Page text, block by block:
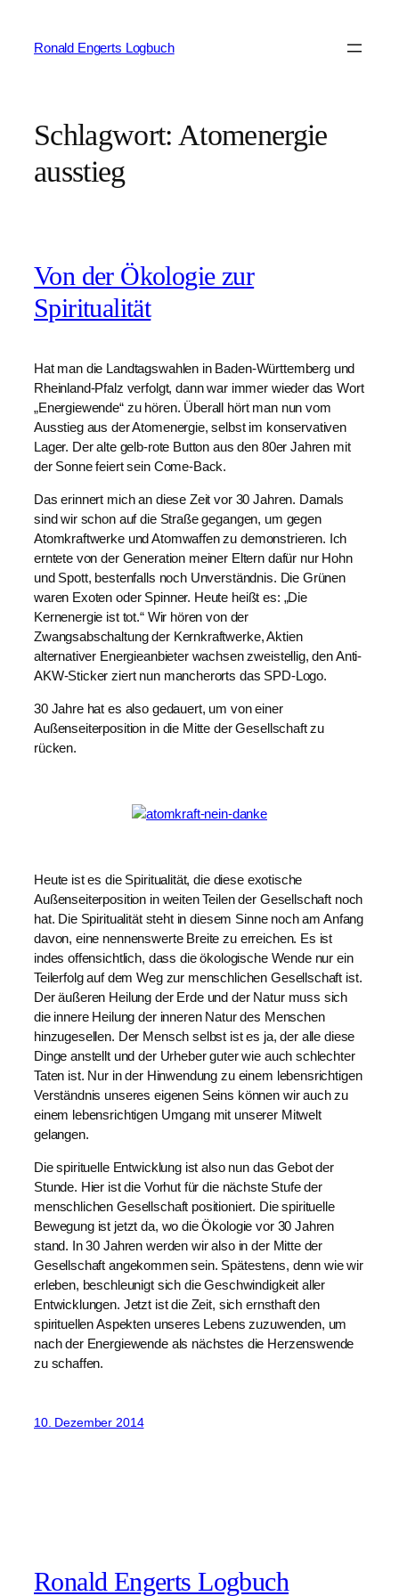
springenRonald Engerts Logbuch
Schlagwort: Atomenergie
ausstieg
Von der Ökologie zur
Spiritualität
Hat man die Landtagswahlen in Baden-Württemberg und
Rheinland-Pfalz verfolgt, dann war immer wieder das Wort
„Energiewende“ zu hören. Überall hört man nun vom
Ausstieg aus der Atomenergie, selbst im konservativen
Lager. Der alte gelb-rote Button aus den 80er Jahren mit
der Sonne feiert sein Come-Back.
Das erinnert mich an diese Zeit vor 30 Jahren. Damals
sind wir schon auf die Straße gegangen, um gegen
Atomkraftwerke und Atomwaffen zu demonstrieren. Ich
erntete von der Generation meiner Eltern dafür nur Hohn
und Spott, bestenfalls noch Unverständnis. Die Grünen
waren Exoten oder Spinner. Heute heißt es: „Die
Kernenergie ist tot.“ Wir hören von der
Zwangsabschaltung der Kernkraftwerke, Aktien
alternativer Energieanbieter wachsen zweistellig, den Anti-
AKW-Sticker ziert nun mancherorts das SPD-Logo.
30 Jahre hat es also gedauert, um von einer
Außenseiterposition in die Mitte der Gesellschaft zu
rücken.
Heute ist es die Spiritualität, die diese exotische
Außenseiterposition in weiten Teilen der Gesellschaft noch
hat. Die Spiritualität steht in diesem Sinne noch am Anfang
davon, eine nennenswerte Breite zu erreichen. Es ist
indes offensichtlich, dass die ökologische Wende nur ein
Teilerfolg auf dem Weg zur menschlichen Gesellschaft ist.
Der äußeren Heilung der Erde und der Natur muss sich
die innere Heilung der inneren Natur des Menschen
hinzugesellen. Der Mensch selbst ist es ja, der alle diese
Dinge anstellt und der Urheber guter wie auch schlechter
Taten ist. Nur in der Hinwendung zu einem lebensrichtigen
Verständnis unseres eigenen Seins können wir auch zu
einem lebensrichtigen Umgang mit unserer Mitwelt
gelangen.
Die spirituelle Entwicklung ist also nun das Gebot der
Stunde. Hier ist die Vorhut für die nächste Stufe der
menschlichen Gesellschaft positioniert. Die spirituelle
Bewegung ist jetzt da, wo die Ökologie vor 30 Jahren
stand. In 30 Jahren werden wir also in der Mitte der
Gesellschaft angekommen sein. Spätestens, denn wie wir
erleben, beschleunigt sich die Geschwindigkeit aller
Entwicklungen. Jetzt ist die Zeit, sich ernsthaft den
spirituellen Aspekten unseres Lebens zuzuwenden, um
nach der Energiewende als nächstes die Herzenswende
zu schaffen.
10. Dezember 2014
Ronald Engerts Logbuch